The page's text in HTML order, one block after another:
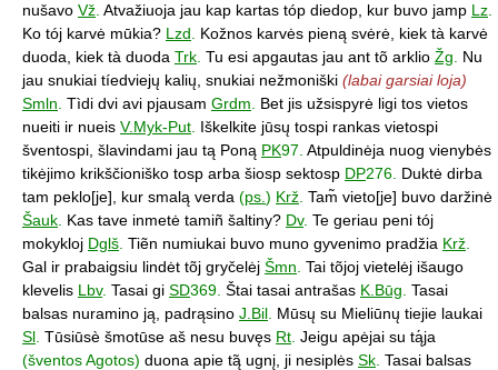
nušavo Vž Atvažiuoja jau kap kartas tóp diedop, kur buvo jamp Lz
Ko tój karvė mūkia? Lzd
Kožnos karvės pieną svėrė, kiek tà karvė
duoda, kiek tà duoda Trk Tu esi apgautas jau ant tõ arklio Žg
Nu
jau snukiai tíedviejų kalių, snukiai nežmoniški (labai garsiai loja)
Smln Tìdi dvi avi pjausam Grdm
Bet jis užsispyrė ligi tos vietos
nueiti ir nueis V.Myk-Put Iškelkite jūsų tospi rankas vietospi
šventospi, šlavindami jau tą Poną PK97. Atpuldinėja nuog vienybės
tikėjimo krikščioniško tosp arba šiosp sektosp DP276. Duktė dirba
tam peklo[je], kur smalą verda (ps. ) Krž Tam̃ vieto[je] buvo daržinė
Šauk Kas tave inmetė tamiñ šaltiny? Dv. Te geriau peni tój
mokykloj Dglš Tiẽn numiukai buvo muno gyvenimo pradžia Krž
Gal ir prabaigsiu lindėt tõj gryčelėj Šmn Tai tõjoj vietelėj išaugo
klevelis Lbv. Tasai gi SD369. Štai tasai antrašas K.Būg Tasai
balsas nuramino ją, padrąsino J.Bil Mūsų su Mieliūnų tiejie laukai
Sl Tūsiūsè šmotūse aš nesu buvęs Rt Jeigu apėjai su tą́ja
(šventos Agotos) duona apie tą̃ ugnį, ji nesiplės Sk Tasai balsas